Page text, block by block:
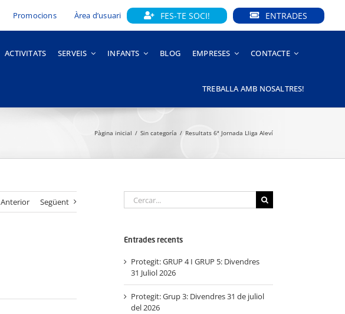
Promocions Àrea d’usuari FES-TE SOCI! ENTRADES
ACTIVITATS SERVEIS INFANTS BLOG EMPRESES CONTACTE
TREBALLA AMB NOSALTRES!
Pàgina inicial Sin categoría Resultats 6ª Jornada Lliga Aleví
Anterior Següent
Cerca
…
Entrades recents
Protegit: GRUP 4 I GRUP 5: Divendres
31 Juliol 2026
Protegit: Grup 3: Divendres 31 de juliol
del 2026